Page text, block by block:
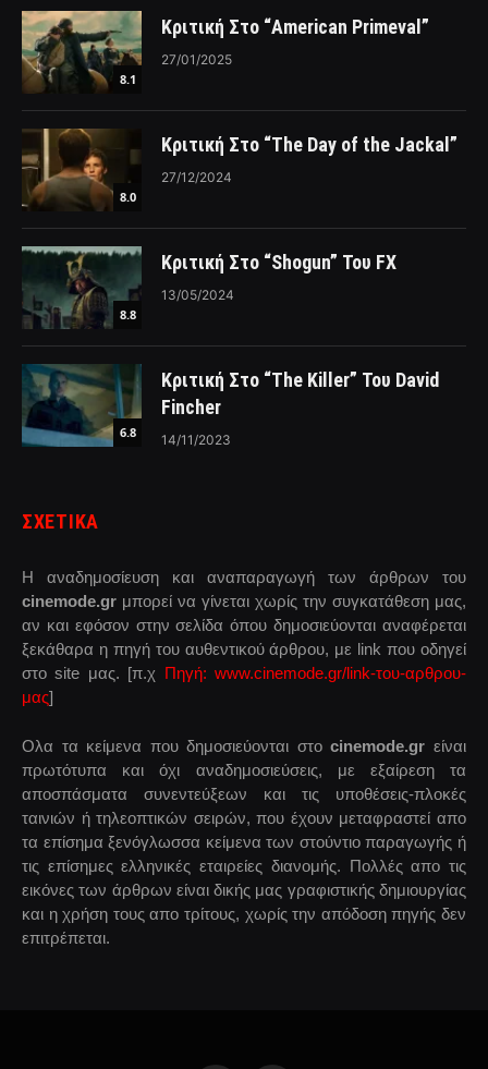
8.1
Κριτική Στο “American Primeval”
27/01/2025
8.0
Κριτική Στο “The Day of the Jackal”
27/12/2024
8.8
Κριτική Στο “Shogun” Του FX
13/05/2024
6.8
Κριτική Στο “The Killer” Του David
Fincher
14/11/2023
ΣΧΕΤΙΚΑ
Η αναδημοσίευση και αναπαραγωγή των άρθρων του
cinemode.gr μπορεί να γίνεται χωρίς την συγκατάθεση μας,
αν και εφόσον στην σελίδα όπου δημοσιεύονται αναφέρεται
ξεκάθαρα η πηγή του αυθεντικού άρθρου, με link που οδηγεί
στο site μας. [π.χ Πηγή: www.cinemode.gr/link-του-αρθρου-
μας]
Ολα τα κείμενα που δημοσιεύονται στοcinemode.gr είναι
πρωτότυπα και όχι αναδημοσιεύσεις, με εξαίρεση τα
αποσπάσματα συνεντεύξεων και τις υποθέσεις-πλοκές
ταινιών ή τηλεοπτικών σειρών, που έχουν μεταφραστεί απο
τα επίσημα ξενόγλωσσα κείμενα των στούντιο παραγωγής ή
τις επίσημες ελληνικές εταιρείες διανομής. Πολλές απο τις
εικόνες των άρθρων είναι δικής μας γραφιστικής δημιουργίας
και η χρήση τους απο τρίτους, χωρίς την απόδοση πηγής δεν
επιτρέπεται.